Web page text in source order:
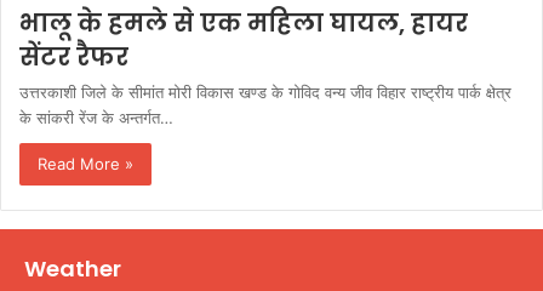
भालू के हमले से एक महिला घायल, हायर
सेंटर रैफर
उत्तरकाशी जिले के सीमांत मोरी विकास खण्ड के गोविद वन्य जीव विहार राष्ट्रीय पार्क क्षेत्र
के सांकरी रेंज के अन्तर्गत…
Read More »
Weather